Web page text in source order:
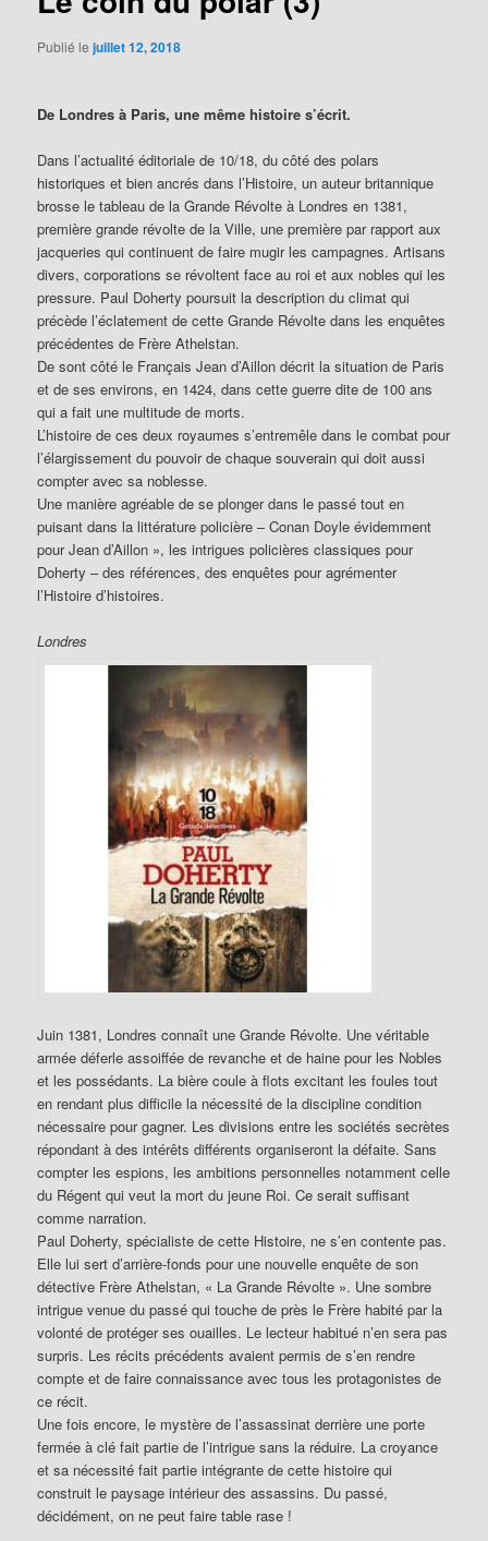
Publié lejuillet 12, 2018
De Londres à Paris, une même histoire s’écrit.
Dans l’actualité éditoriale de 10/18, du côté des polars
historiques et bien ancrés dans l’Histoire, un auteur britannique
brosse le tableau de la Grande Révolte à Londres en 1381,
première grande révolte de la Ville, une première par rapport aux
jacqueries qui continuent de faire mugir les campagnes. Artisans
divers, corporations se révoltent face au roi et aux nobles qui les
pressure. Paul Doherty poursuit la description du climat qui
précède l’éclatement de cette Grande Révolte dans les enquêtes
précédentes de Frère Athelstan.
De sont côté le Français Jean d’Aillon décrit la situation de Paris
et de ses environs, en 1424, dans cette guerre dite de 100 ans
qui a fait une multitude de morts.
L’histoire de ces deux royaumes s’entremêle dans le combat pour
l’élargissement du pouvoir de chaque souverain qui doit aussi
compter avec sa noblesse.
Une manière agréable de se plonger dans le passé tout en
puisant dans la littérature policière – Conan Doyle évidemment
pour Jean d’Aillon », les intrigues policières classiques pour
Doherty – des références, des enquêtes pour agrémenter
l’Histoire d’histoires.
Londres
Juin 1381, Londres connaît une Grande Révolte. Une véritable
armée déferle assoiffée de revanche et de haine pour les Nobles
et les possédants. La bière coule à flots excitant les foules tout
en rendant plus difficile la nécessité de la discipline condition
nécessaire pour gagner. Les divisions entre les sociétés secrètes
répondant à des intérêts différents organiseront la défaite. Sans
compter les espions, les ambitions personnelles notamment celle
du Régent qui veut la mort du jeune Roi. Ce serait suffisant
comme narration.
Paul Doherty, spécialiste de cette Histoire, ne s’en contente pas.
Elle lui sert d’arrière-fonds pour une nouvelle enquête de son
détective Frère Athelstan, « La Grande Révolte ». Une sombre
intrigue venue du passé qui touche de près le Frère habité par la
volonté de protéger ses ouailles. Le lecteur habitué n’en sera pas
surpris. Les récits précédents avaient permis de s’en rendre
compte et de faire connaissance avec tous les protagonistes de
ce récit.
Une fois encore, le mystère de l’assassinat derrière une porte
fermée à clé fait partie de l’intrigue sans la réduire. La croyance
et sa nécessité fait partie intégrante de cette histoire qui
construit le paysage intérieur des assassins. Du passé,
décidément, on ne peut faire table rase !